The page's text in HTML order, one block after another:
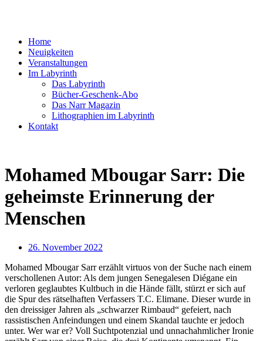
Home
Neuigkeiten
Veranstaltungen
Im Labyrinth
Das Labyrinth
Bücher-Geschenk-Abo
Das Narr Magazin
Lithographien im Labyrinth
Kontakt
Mohamed Mbougar Sarr: Die
geheimste Erinnerung der
Menschen
26. November 2022
Mohamed Mbougar Sarr erzählt virtuos von der Suche nach einem
verschollenen Autor: Als dem jungen Senegalesen Diégane ein
verloren geglaubtes Kultbuch in die Hände fällt, stürzt er sich auf
die Spur des rätselhaften Verfassers T.C. Elimane. Dieser wurde in
den dreissiger Jahren als „schwarzer Rimbaud“ gefeiert, nach
rassistischen Anfeindungen und einem Skandal tauchte er jedoch
unter. Wer war er? Voll Suchtpotenzial und unnachahmlicher Ironie